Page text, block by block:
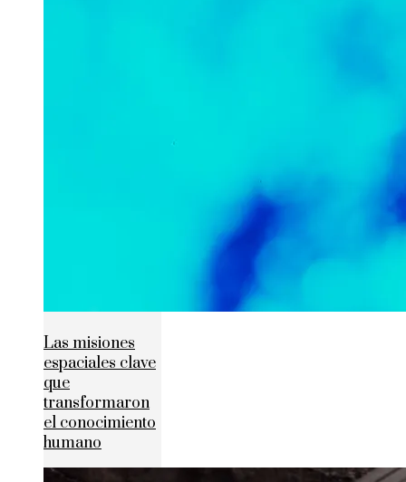
Las misiones
espaciales clave
que
transformaron
el conocimiento
humano